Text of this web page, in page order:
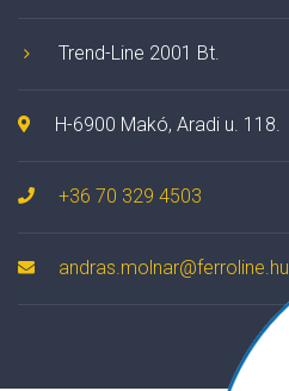
Trend-Line 2001 Bt.
H-6900 Makó, Aradi u. 118.
+36 70 329 4503
andras.molnar@ferroline.hu